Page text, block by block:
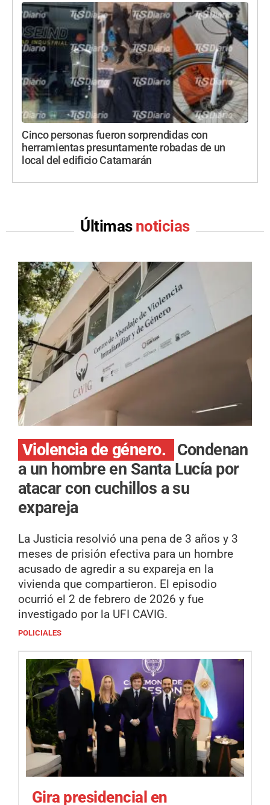
Cinco personas fueron sorprendidas con
herramientas presuntamente robadas de un
local del edificio Catamarán
Últimas noticias
Violencia de género.
Condenan
a un hombre en Santa Lucía por
atacar con cuchillos a su
expareja
La Justicia resolvió una pena de 3 años y 3
meses de prisión efectiva para un hombre
acusado de agredir a su expareja en la
vivienda que compartieron. El episodio
ocurrió el 2 de febrero de 2026 y fue
investigado por la UFI CAVIG.
POLICIALES
Gira presidencial en